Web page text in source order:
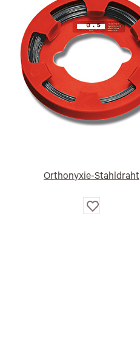
Orthonyxie-Stahldraht
Auf
die